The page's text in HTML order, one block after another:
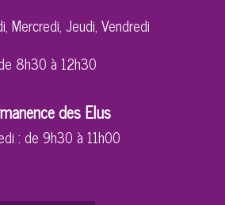
Mercredi, Jeudi, Vendredi
8h30 à 12h30
des Elus
: de 9h30 à 11h00